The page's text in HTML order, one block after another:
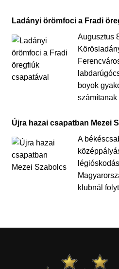
Ladányi örömfoci a Fradi
Augusztus
boyok
számítanak
Újra hazai csapatban Mezei
A
klubnál